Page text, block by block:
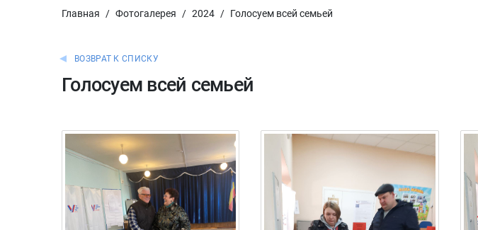
Главная / Фотогалерея / 2024 / Голосуем всей семьей
ВОЗВРАТ К СПИСКУ
Голосуем всей семьей